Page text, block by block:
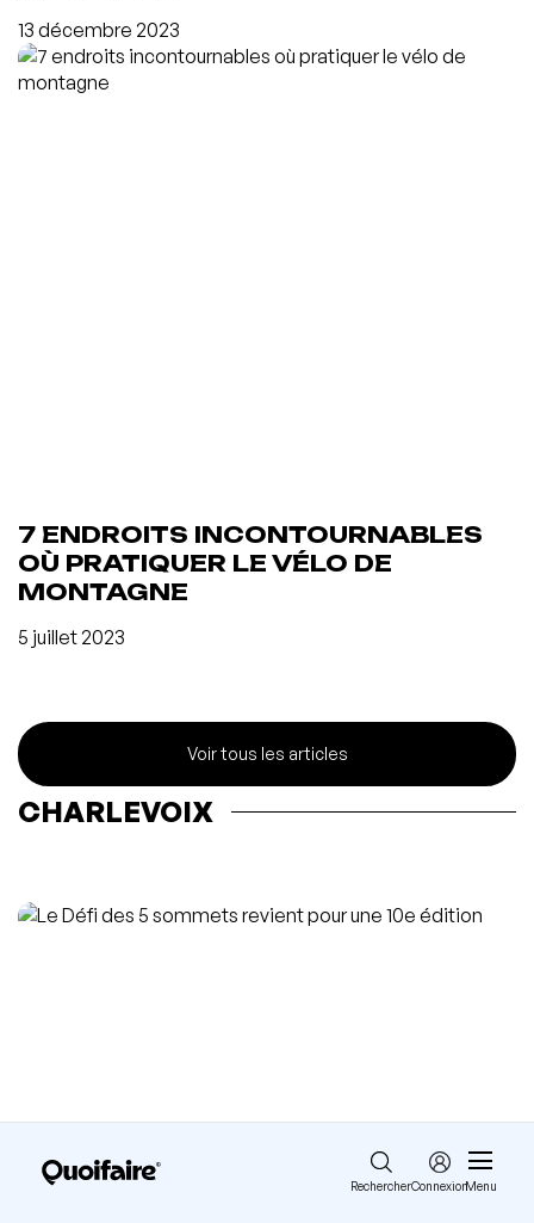
RechercherConnexionMenu
13 décembre 2023
7 ENDROITS INCONTOURNABLES
OÙ PRATIQUER LE VÉLO DE
MONTAGNE
5 juillet 2023
Voir tous les articles
CHARLEVOIX